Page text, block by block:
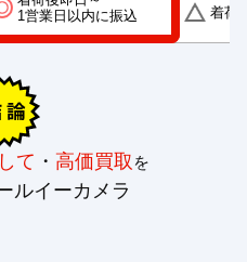
1営業日以内に振込
着荷
て ・ 高価買取 を
ルイーカメラ